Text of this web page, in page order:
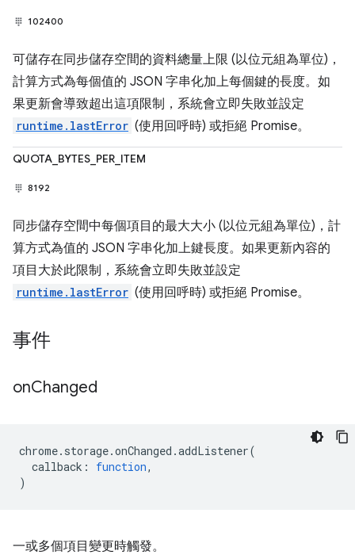
102400
可儲存在同步儲存空間的資料總量上限 (以位元組為單位)，
計算方式為每個值的 JSON 字串化加上每個鍵的長度。如
果更新會導致超出這項限制，系統會立即失敗並設定
runtime.lastError (使用回呼時) 或拒絕 Promise。
QUOTA_BYTES_PER_ITEM
8192
同步儲存空間中每個項目的最大大小 (以位元組為單位)，計
算方式為值的 JSON 字串化加上鍵長度。如果更新內容的
項目大於此限制，系統會立即失敗並設定
runtime.lastError (使用回呼時) 或拒絕 Promise。
事件
onChanged
chrome. storage.onChanged .addListener(
callback : function,
)
一或多個項目變更時觸發。